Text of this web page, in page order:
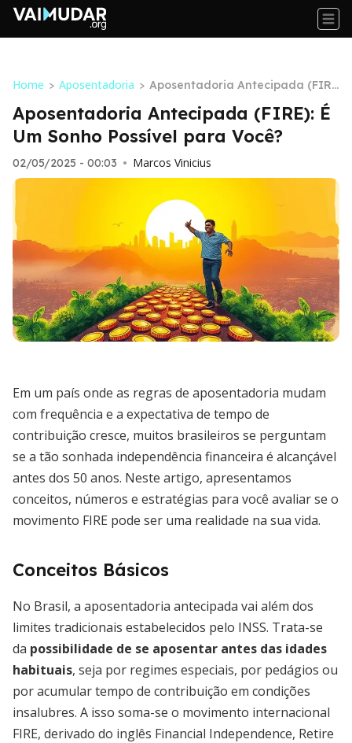
Home > Aposentadoria > Aposentadoria Antecipada (FIR
E): É Um Sonho Possível para Voc
ê?
Aposentadoria Antecipada (FIRE): É
Um Sonho Possível para Você?
02/05/2025 - 00:03 • Marcos Vinicius
Em um país onde as regras de aposentadoria mudam
com frequência e a expectativa de tempo de
contribuição cresce, muitos brasileiros se perguntam
se a tão sonhada independência financeira é alcançável
antes dos 50 anos. Neste artigo, apresentamos
conceitos, números e estratégias para você avaliar se o
movimento FIRE pode ser uma realidade na sua vida.
Conceitos Básicos
No Brasil, a aposentadoria antecipada vai além dos
limites tradicionais estabelecidos pelo INSS. Trata-se
da possibilidade de se aposentar antes das idades
habituais, seja por regimes especiais, por pedágios ou
por acumular tempo de contribuição em condições
insalubres. A isso soma-se o movimento internacional
FIRE, derivado do inglês Financial Independence, Retire